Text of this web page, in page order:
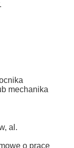
mechanika
al.
o pracę